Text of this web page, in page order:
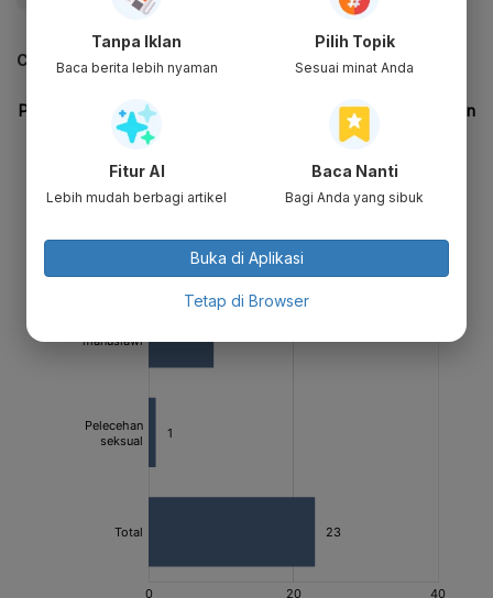
CEK JUGA DATA INI
Tanpa Iklan
Baca berita lebih nyaman
Pilih Topik
Sesuai minat Anda
Fitur AI
Lebih mudah berbagi artikel
Baca Nanti
Bagi Anda yang sibuk
Buka di Aplikasi
Tetap di Browser